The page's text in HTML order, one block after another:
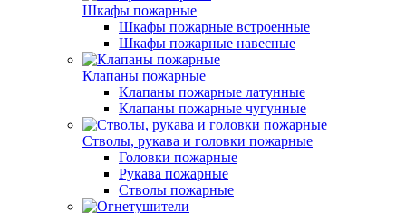
Шкафы пожарные
Шкафы пожарные встроенные
Шкафы пожарные навесные
Клапаны пожарные
Клапаны пожарные латунные
Клапаны пожарные чугунные
Стволы, рукава и головки пожарные
Головки пожарные
Рукава пожарные
Стволы пожарные